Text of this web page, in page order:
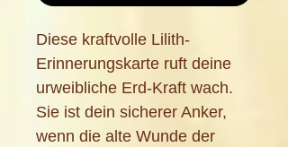
Diese kraftvolle Lilith-
Erinnerungskarte ruft deine
urweibliche Erd-Kraft wach.
Sie ist dein sicherer Anker,
wenn die alte Wunde der